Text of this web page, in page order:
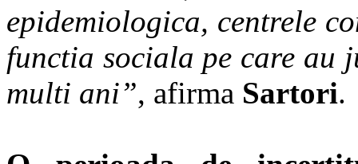
epidemiologica, centrele
functia sociala pe care au
multi ani”, afirma Sartori.